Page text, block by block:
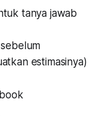
tanya jawab
estimasinya)